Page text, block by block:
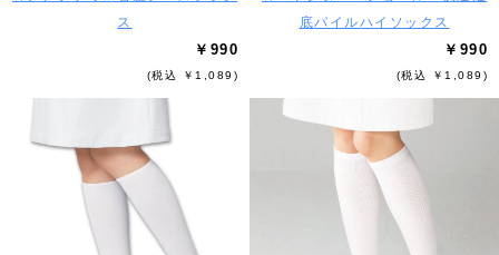
ス
￥990
(税込 ￥1,089)
底パイルハイソックス
￥990
(税込 ￥1,089)